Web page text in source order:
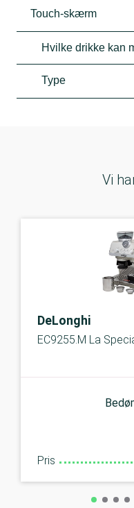
Touch-skærm
Hvilke drikke kan
Type
Vi
DeLonghi
EC9255.M La
Pris